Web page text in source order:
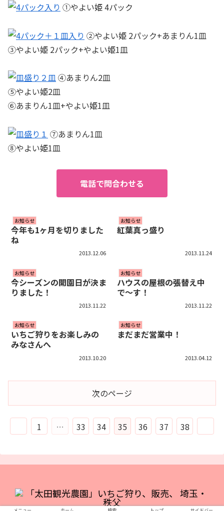
①やよい姫 4パック
②やよい姫 2パック+あまりん1皿
③やよい姫 2パック+やよい姫1皿
④あまりん2皿
⑤やよい姫2皿
⑥あまりん1皿+やよい姫1皿
⑦あまりん1皿
⑧やよい姫1皿
電話で問合わせる
お知らせ
今年も1ヶ月を切りました
ね
2013.12.06
お知らせ
紅葉真っ盛り
2013.11.24
お知らせ
今シーズンの開園日が決ま
りました！
2013.11.22
お知らせ
ハウスの屋根の張替え中
で～す！
2013.11.22
お知らせ
いちご狩りをお楽しみの
みなさんへ
2013.10.20
お知らせ
まだまだ営業中！
2013.04.12
次のページ
1 … 33 34 35 36 37 38